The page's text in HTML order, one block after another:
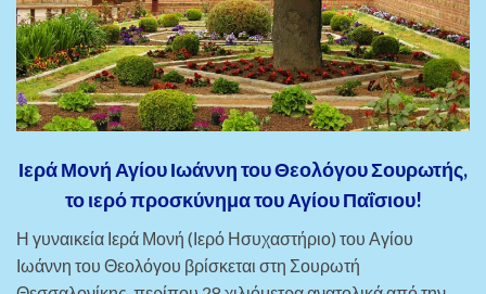
Ιερά Μονή Αγίου Ιωάννη του Θεολόγου Σουρωτής,
το ιερό προσκύνημα του Αγίου Παΐσιου!
Η γυναικεία Ιερά Μονή (Ιερό Ησυχαστήριο) του Αγίου
Ιωάννη του Θεολόγου βρίσκεται στη Σουρωτή